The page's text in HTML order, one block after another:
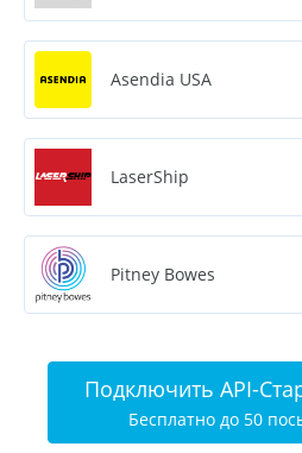
Asendia USA
LaserShip
Pitney Bowes
Подключить API-
Бесплатно до 50